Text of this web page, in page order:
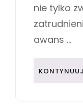
nie tylko
awans …